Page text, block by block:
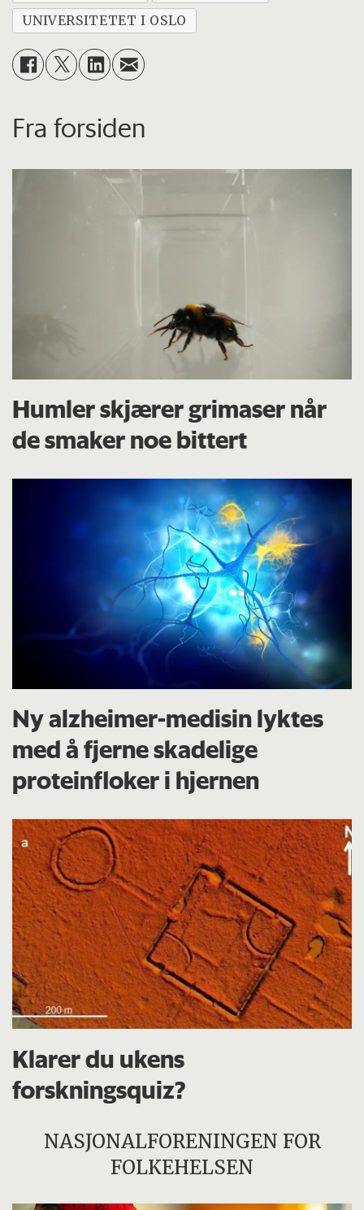
UNIVERSITETET I OSLO
Fra forsiden
Humler skjærer grimaser når
de smaker noe bittert
Ny alzheimer-medisin lyktes
med å fjerne skadelige
proteinfloker i hjernen
Klarer du ukens
forskningsquiz?
NASJONALFORENINGEN FOR
FOLKEHELSEN